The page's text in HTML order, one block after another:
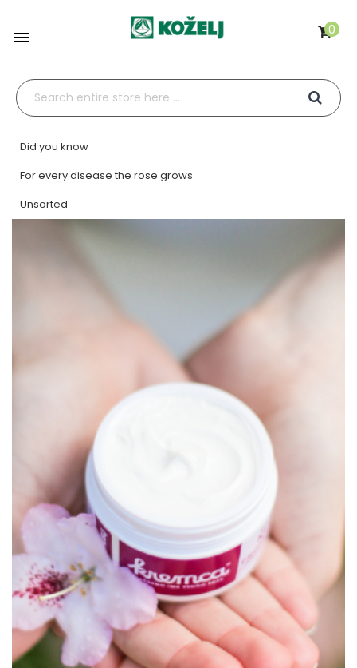
 0
Did you know
For every disease the rose grows
Unsorted